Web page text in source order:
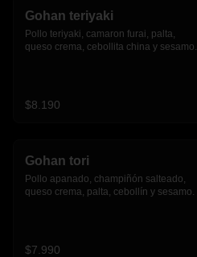
Gohan teriyaki
Pollo teriyaki, camaron furai, palta,
queso crema, cebollita china y sesamo.
$8.190
Gohan tori
Pollo apanado, champiñón salteado,
queso crema, palta, cebollín y sesamo.
$7.990